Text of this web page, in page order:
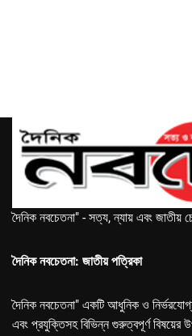
দৈনিক নবচেতনা" - সত্য, ন্যায় এবং জাতীয়
দৈনিক নবচেতনা: জাতীয় পত্রিকা
দৈনিক নবচেতনা" একটি আধুনিক ও
এবং প্রযুক্তিসহ বিভিন্ন গুরুত্বপূর্ণ বিষয়ের